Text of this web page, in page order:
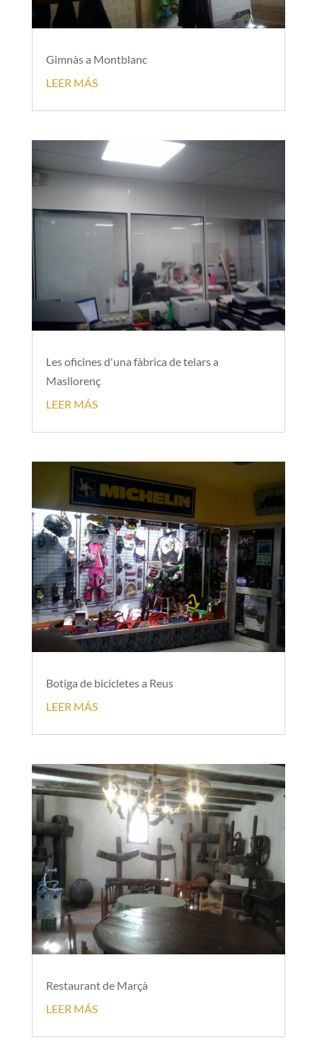
Gimnàs a Montblanc
LEER MÁS
Les oficines d'una fàbrica de telars a
Masllorenç
LEER MÁS
Botiga de bicicletes a Reus
LEER MÁS
Restaurant de Marçà
LEER MÁS